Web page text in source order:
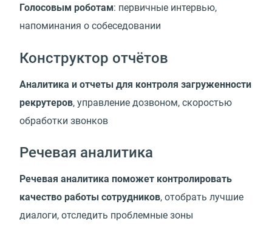
Голосовым роботам: первичные интервью,
напоминания о собеседовании
Конструктор отчётов
Аналитика и отчеты для контроля загруженности
рекрутеров, управление дозвоном, скоростью
обработки звонков
Речевая аналитика
Речевая аналитика поможет контролировать
качество работы сотрудников, отобрать лучшие
диалоги, отследить проблемные зоны